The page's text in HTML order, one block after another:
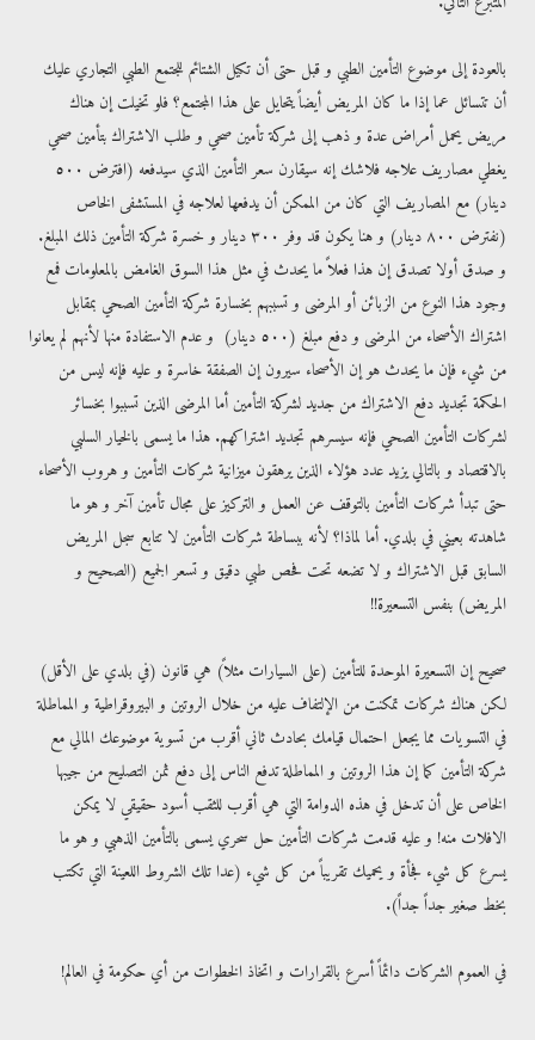
بالعودة إلى موضوع التأمين الطبي و قبل حتى أن تكيل الشتائم للجتمع الطبي التجاري عليك
أن تتسائل عما إذا ما كان المريض أيضاً يتحايل على هذا المجتمع؟ فلو تخيلت إن هناك
مريض يحمل أمراض عدة و ذهب إلى شركة تأمين صحي و طلب الاشتراك بتأمين صحي
يغطي مصاريف علاجه فلاشك إنه سيقارن سعر التأمين الذي سيدفعه (افترض ٥٠٠
دينار) مع المصاريف التي كان من الممكن أن يدفعها لعلاجه في المستشفى الخاص
(نفترض ٨٠٠ دينار) و هنا يكون قد وفر ٣٠٠ دينار و خسرة شركة التأمين ذلك المبلغ.
و صدق أولا تصدق إن هذا فعلاً ما يحدث في مثل هذا السوق الغامض بالمعلومات فمع
وجود هذا النوع من الزبائن أو المرضى و تسببهم بخسارة شركة التأمين الصحي بمقابل
اشتراك الأصحاء من المرضى و دفع مبلغ (٥٠٠ دينار) و عدم الاستفادة منها لأنهم لم يعانوا
من شيء فإن ما يحدث هو إن الأصحاء سيرون إن الصفقة خاسرة و عليه فإنه ليس من
الحكمة تجديد دفع الاشتراك من جديد لشركة التأمين أما المرضى الذين تسببوا بخسائر
لشركات التأمين الصحي فإنه سيسرهم تجديد اشتراكهم. هذا ما يسمى بالخيار السلبي
بالاقتصاد و بالتالي يزيد عدد هؤلاء الذين يرهقون ميزانية شركات التأمين و هروب الأصحاء
حتى تبدأ شركات التأمين بالتوقف عن العمل و التركيز على مجال تأمين آخر و هو ما
شاهدته بعيني في بلدي. أما لماذا؟ لأنه ببساطة شركات التأمين لا تتابع سجل المريض
السابق قبل الاشتراك و لا تضعه تحت فحص طبي دقيق و تسعر الجميع (الصحيح و
المريض) بنفس التسعيرة!!
صحيح إن التسعيرة الموحدة للتأمين (على السيارات مثلاً) هي قانون (في بلدي على الأقل)
لكن هناك شركات تمكنت من الإلتفاف عليه من خلال الروتين و البيروقراطية و المماطلة
في التسويات مما يجعل احتمال قيامك بحادث ثاني أقرب من تسوية موضوعك المالي مع
شركة التأمين كما إن هذا الروتين و المماطلة تدفع الناس إلى دفع ثمن التصليح من جيبها
الخاص على أن تدخل في هذه الدوامة التي هي أقرب للثقب أسود حقيقي لا يمكن
الافلات منه! و عليه قدمت شركات التأمين حل سحري يسمى بالتأمين الذهبي و هو ما
يسرع كل شيء فجأة و يحميك تقريباً من كل شيء (عدا تلك الشروط اللعينة التي تكتب
بخط صغير جداً جداً).
في العموم الشركات دائماً أسرع بالقرارات و اتخاذ الخطوات من أي حكومة في العالم!